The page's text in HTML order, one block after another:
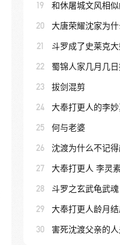
19 和休屠城文风相
20 大唐荣耀沈家为
21 斗罗成了史莱克
22 蜀锦人家几月几
23 拔剑混剪
24 大奉打更人的李
25 何与老婆
26 沈渡为什么不记
27 大奉打更人 李灵
28 斗罗之玄武龟武魂
29 大奉打更人龄月结
30 害死沈渡父亲的